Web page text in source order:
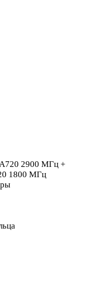
2900 МГц +
1800 МГц